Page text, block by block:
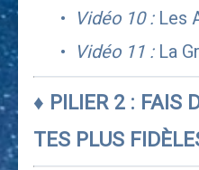
•
Vidéo 10 : Les
•
Vidéo 11 : La
♦ PILIER 2 : FAIS
TES PLUS